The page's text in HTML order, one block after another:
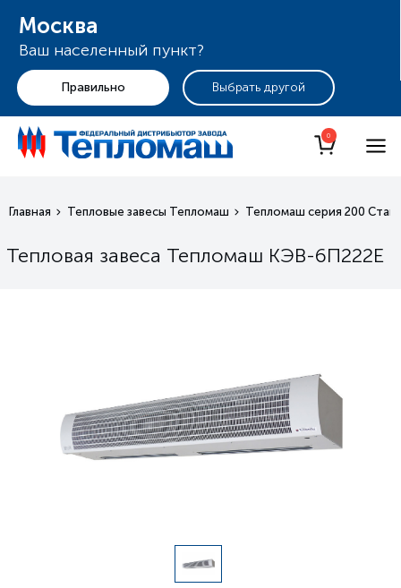
Москва
Ваш населенный пункт?
+7 (495) 255-19-29
0
Главная Тепловые завесы Тепломаш Тепломаш серия 200
Тепловая завеса Тепломаш КЭВ-6П222Е